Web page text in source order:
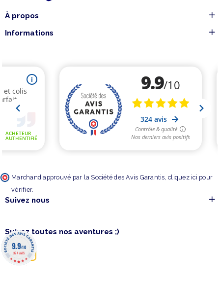
À propos
Informations
Marchand approuvé par la Société des Avis Garantis, cliquez ici pour
vérifier.
Suivez nous
Suivez toutes nos aventures ;)
9.9/10
324 AVIS